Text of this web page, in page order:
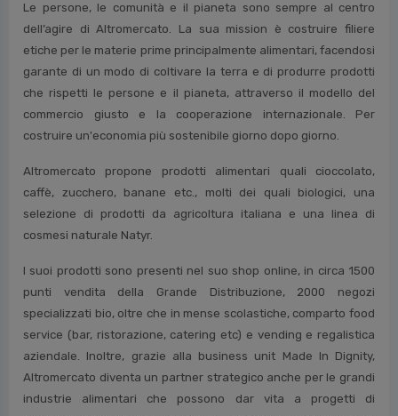
Le persone, le comunità e il pianeta sono sempre al centro
dell’agire di Altromercato. La sua mission è costruire filiere
etiche per le materie prime principalmente alimentari, facendosi
garante di un modo di coltivare la terra e di produrre prodotti
che rispetti le persone e il pianeta, attraverso il modello del
commercio giusto e la cooperazione internazionale. Per
costruire un'economia più sostenibile giorno dopo giorno.
Altromercato propone prodotti alimentari quali cioccolato,
caffè, zucchero, banane etc., molti dei quali biologici, una
selezione di prodotti da agricoltura italiana e una linea di
cosmesi naturale Natyr.
I suoi prodotti sono presenti nel suo shop online, in circa 1500
punti vendita della Grande Distribuzione, 2000 negozi
specializzati bio, oltre che in mense scolastiche, comparto food
service (bar, ristorazione, catering etc) e vending e regalistica
aziendale. Inoltre, grazie alla business unit Made In Dignity,
Altromercato diventa un partner strategico anche per le grandi
industrie alimentari che possono dar vita a progetti di